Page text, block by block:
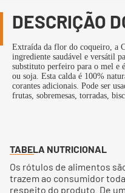
DESCRIÇÃO
Extraída da flor do coqueiro, a
ingrediente saudável e versátil
substituto perfeiro para o mel e
ou soja. Esta calda é 100%
corantes adicionais. Pode ser
frutas, sobremesas, torradas,
TABELA NUTRICIONAL
Os rótulos de alimentos
trazem ao consumidor
respeito do produto. De